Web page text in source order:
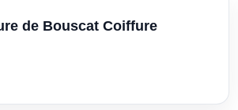
de Bouscat Coiffure